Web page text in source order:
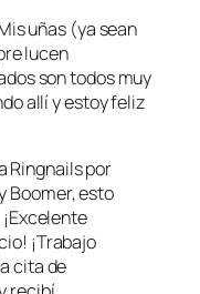
uñas (ya sean
lucen
son todos muy
allí y estoy feliz
Ringnails por
Boomer, esto
¡Trabajo
cita de